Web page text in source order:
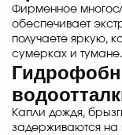
Фирменное
обеспечивает
получаете яркую,
сумерках и тумане.
Капли дождя,
задерживаются на